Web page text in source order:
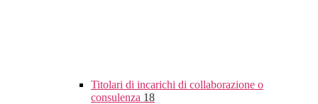
Titolari di incarichi di collaborazione o
consulenza 18